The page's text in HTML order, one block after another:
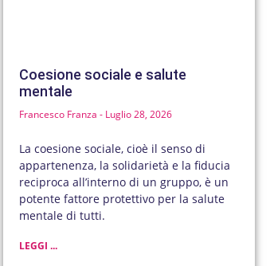
Coesione sociale e salute
mentale
Francesco Franza Luglio 28, 2026
La coesione sociale, cioè il senso di
appartenenza, la solidarietà e la fiducia
reciproca all’interno di un gruppo, è un
potente fattore protettivo per la salute
mentale di tutti.
LEGGI ...